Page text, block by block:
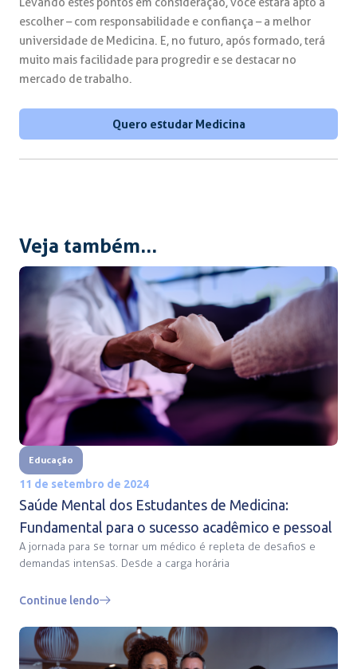
escolher – com responsabilidade e confiança – a melhor
universidade de Medicina. E, no futuro, após formado, terá
muito mais facilidade para progredir e se destacar no
mercado de trabalho.
Quero estudar Medicina
Veja também...
Educação
11 de setembro de 2024
Saúde Mental dos Estudantes de Medicina:
Fundamental para o sucesso acadêmico e pessoal
A jornada para se tornar um médico é repleta de desafios e
demandas intensas. Desde a carga horária
Continue lendo